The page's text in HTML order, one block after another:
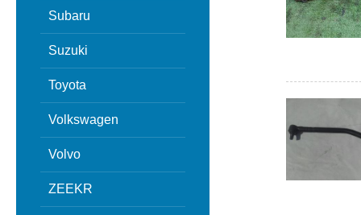
Subaru
Suzuki
Toyota
Volkswagen
Volvo
ZEEKR